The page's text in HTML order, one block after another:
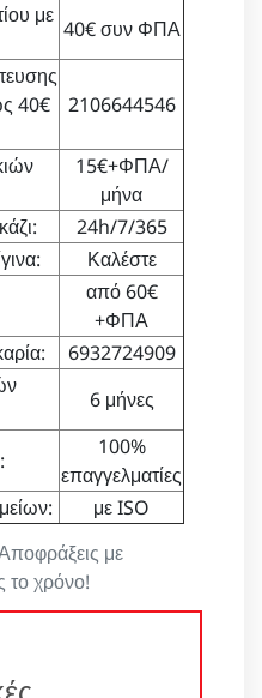
με
το χρόνο!
με
40€ συν ΦΠΑ
40€
2106644546
15€+ΦΠΑ/
μήνα
24h/7/365
Καλέστε
από 60€
+ΦΠΑ
6932724909
6 μήνες
100%
επαγγελματίες
με ISO